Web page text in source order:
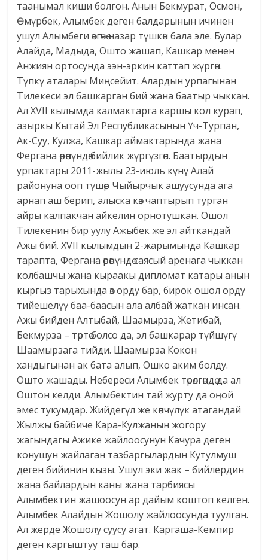
таанымал киши болгон. Анын Бекмурат, Осмон,
Өмүрбек, Алымбек деген балдарынын ичинен
ушул Алымбеги өзгөчө назар түшкөн бала эле. Булар
Алайда, Мадыда, Ошто жашап, Кашкар менен
Анжиян ортосунда ээн-эркин каттап жүргөн.
Түпкү аталары Миңсейит. Алардын урпагынан
Тилекеси эл башкарган бий жана баатыр чыккан.
Ал XVII кылымда калмактарга каршы кол курап,
азыркы Кытай Эл Республикасынын Үч-Турпан,
Ак-Суу, Кулжа, Кашкар аймактарында жана
Фергана өрөөнүндө бийлик жүргүзгөн. Баатырдын
урпактары 2011-жылы 23-июль күнү Алай
районуна ооп түшөр Чыйырчык ашуусунда ага
арнап аш берип, алыска көз чаптырып турган
айры калпакчан айкелин орнотушкан. Ошол
Тилекенин бир уулу Ажыбек же эл айткандай
Ажы бий. XVII кылымдын 2-жарымында Кашкар
тарапта, Фергана өрөөнүндө саясый аренага чыккан
колбашчы жана кыраакы дипломат катары анын
кыргыз тарыхында өз орду бар, бирок ошол орду
тийешелүү баа-баасын ала албай жаткан инсан.
Ажы бийден Алтыбай, Шаамырза, Жетибай,
Бекмурза – төртөө болсо да, эл башкарар түйшүгү
Шаамырзага тийди. Шаамырза Кокон
хандыгынан ак бата алып, Ошко аким болду.
Ошто жашады. Небереси Алымбек төрөлгөндө да ал
Оштон келди. Алымбектин тай журту да оңой
эмес тукумдар. Жийдегүл же көпчүлүк атагандай
Жылжы байбиче Кара-Кулжанын жогору
жагындагы Ажике жайлоосунун Качура деген
конушун жайлаган тазбаргылардын Кутулмуш
деген бийинин кызы. Ушул эки жак – бийлердин
жана байлардын каны жана тарбиясы
Алымбектин жашоосун ар дайым коштоп келген.
Алымбек Алайдын Жошолу жайлоосунда туулган.
Ал жерде Жошолу суусу агат. Каргаша-Кемпир
деген каргыштуу таш бар.